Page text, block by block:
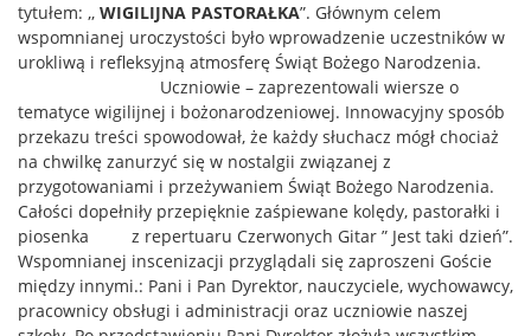
tytułem: ,, WIGILIJNA PASTORAŁKA”. Głównym celem
wspomnianej uroczystości było wprowadzenie uczestników w
urokliwą i refleksyjną atmosferę Świąt Bożego Narodzenia.
Uczniowie – zaprezentowali wiersze o
tematyce wigilijnej i bożonarodzeniowej. Innowacyjny sposób
przekazu treści spowodował, że każdy słuchacz mógł chociaż
na chwilkę zanurzyć się w nostalgii związanej z
przygotowaniami i przeżywaniem Świąt Bożego Narodzenia.
Całości dopełniły przepięknie zaśpiewane kolędy, pastorałki i
piosenka z repertuaru Czerwonych Gitar ” Jest taki dzień”.
Wspomnianej inscenizacji przyglądali się zaproszeni Goście
między innymi.: Pani i Pan Dyrektor, nauczyciele, wychowawcy,
pracownicy obsługi i administracji oraz uczniowie naszej